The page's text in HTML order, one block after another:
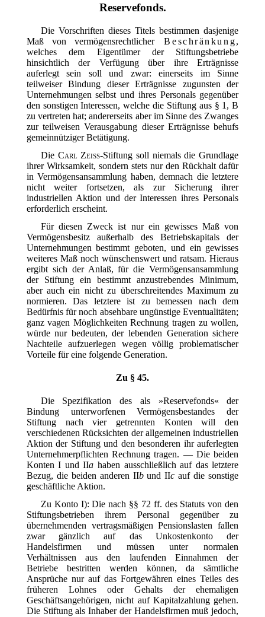
Reservefonds.
Die Vorschriften dieses Titels bestimmen dasjenige
Maß von vermögensrechtlicher
Beschränkung,
welches dem Eigentümer der Stiftungsbetriebe
hinsichtlich der Verfügung über ihre Erträgnisse
auferlegt sein soll und zwar: einerseits im Sinne
teilweiser Bindung dieser Erträgnisse zugunsten der
Unternehmungen selbst und ihres Personals gegenüber
den sonstigen Interessen, welche die Stiftung aus § 1, B
zu vertreten hat; andererseits aber im Sinne des Zwanges
zur teilweisen Verausgabung dieser Erträgnisse behufs
gemeinnütziger Betätigung.
Die Carl Zeiss-Stiftung soll niemals die Grundlage
ihrer Wirksamkeit, sondern stets nur den Rückhalt dafür
in Vermögensansammlung haben, demnach die letztere
nicht weiter fortsetzen, als zur Sicherung ihrer
industriellen Aktion und der Interessen ihres Personals
erforderlich erscheint.
Für diesen Zweck ist nur ein gewisses Maß von
Vermögensbesitz außerhalb des Betriebskapitals der
Unternehmungen bestimmt geboten, und ein gewisses
weiteres Maß noch wünschenswert und ratsam. Hieraus
ergibt sich der Anlaß, für die Vermögensansammlung
der Stiftung ein bestimmt anzustrebendes Minimum,
aber auch ein nicht zu überschreitendes Maximum zu
normieren. Das letztere ist zu bemessen nach dem
Bedürfnis für noch absehbare ungünstige Eventualitäten;
ganz vagen Möglichkeiten Rechnung tragen zu wollen,
würde nur bedeuten, der lebenden Generation sichere
Nachteile aufzuerlegen wegen völlig problematischer
Vorteile für eine folgende Generation.
Zu § 45.
Die Spezifikation des als »Reservefonds« der
Bindung unterworfenen Vermögensbestandes der
Stiftung nach vier getrennten Konten will den
verschiedenen Rücksichten der allgemeinen industriellen
Aktion der Stiftung und den besonderen ihr auferlegten
Unternehmerpflichten Rechnung tragen. — Die beiden
Konten I und IIa haben ausschließlich auf das letztere
Bezug, die beiden anderen IIbund IIc auf die sonstige
geschäftliche Aktion.
Zu Konto I): Die nach §§ 72 ff. des Statuts von den
Stiftungsbetrieben ihrem Personal gegenüber zu
übernehmenden vertragsmäßigen Pensionslasten fallen
zwar gänzlich auf das Unkostenkonto der
Handelsfirmen und müssen unter normalen
Verhältnissen aus den laufenden Einnahmen der
Betriebe bestritten werden können, da sämtliche
Ansprüche nur auf das Fortgewähren eines Teiles des
früheren Lohnes oder Gehalts der ehemaligen
Geschäftsangehörigen, nicht auf Kapitalzahlung gehen.
Die Stiftung als Inhaber der Handelsfirmen muß jedoch,